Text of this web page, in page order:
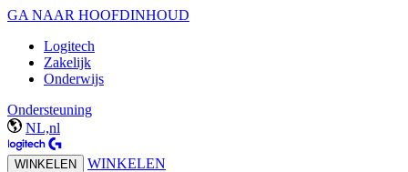
GA NAAR HOOFDINHOUD
Logitech
Zakelijk
Onderwijs
Ondersteuning
NL,nl
WINKELEN WINKELEN